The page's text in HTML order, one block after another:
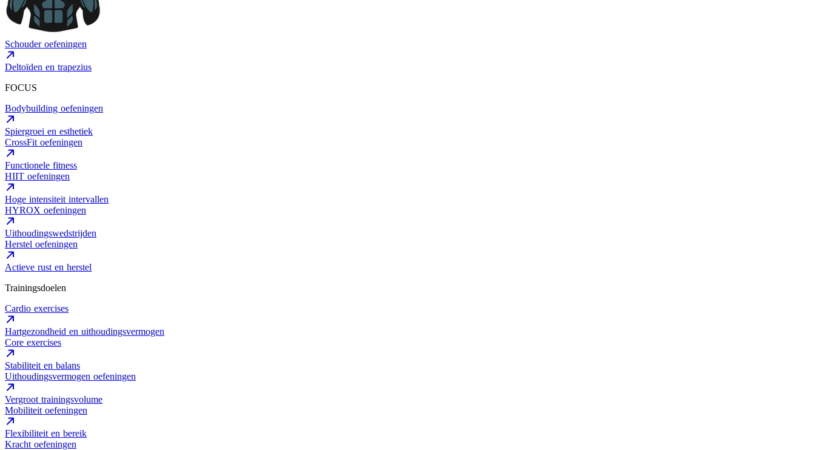
Schouder oefeningen
Deltoïden en trapezius
FOCUS
Bodybuilding oefeningen
Spiergroei en esthetiek
CrossFit oefeningen
Functionele fitness
HIIT oefeningen
Hoge intensiteit intervallen
HYROX oefeningen
Uithoudingswedstrijden
Herstel oefeningen
Actieve rust en herstel
Trainingsdoelen
Cardio exercises
Hartgezondheid en uithoudingsvermogen
Core exercises
Stabiliteit en balans
Uithoudingsvermogen oefeningen
Vergroot trainingsvolume
Mobiliteit oefeningen
Flexibiliteit en bereik
Kracht oefeningen